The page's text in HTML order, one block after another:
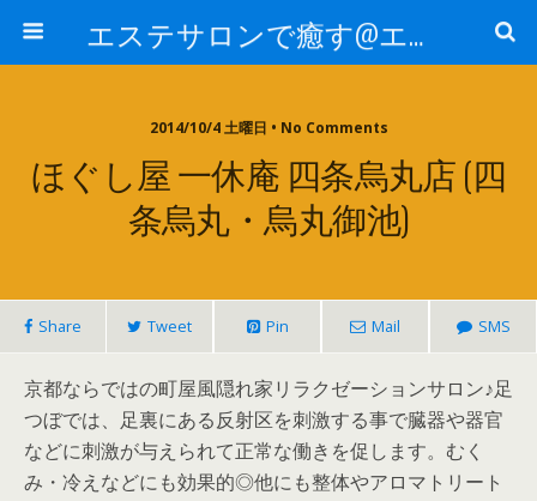
エステサロンで癒す@エステ～全国エステ情報
2014/10/4 土曜日 • No Comments
ほぐし屋 一休庵 四条烏丸店 (四
条烏丸・烏丸御池)
Share Tweet Pin Mail SMS
京都ならではの町屋風隠れ家リラクゼーションサロン♪足
つぼでは、足裏にある反射区を刺激する事で臓器や器官
などに刺激が与えられて正常な働きを促します。むく
み・冷えなどにも効果的◎他にも整体やアロマトリート